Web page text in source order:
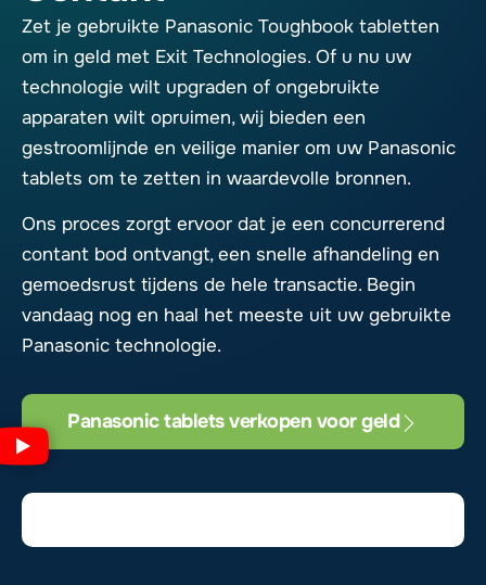
Zet je gebruikte Panasonic Toughbook tabletten
om in geld met Exit Technologies. Of u nu uw
technologie wilt upgraden of ongebruikte
apparaten wilt opruimen, wij bieden een
gestroomlijnde en veilige manier om uw Panasonic
tablets om te zetten in waardevolle bronnen.
Ons proces zorgt ervoor dat je een concurrerend
contant bod ontvangt, een snelle afhandeling en
gemoedsrust tijdens de hele transactie. Begin
vandaag nog en haal het meeste uit uw gebruikte
Panasonic technologie.
Panasonic tablets verkopen voor geld